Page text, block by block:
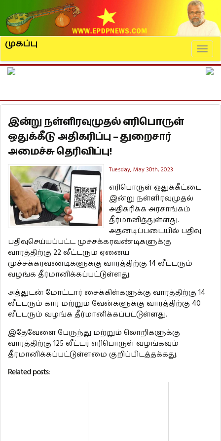
முகப்பு
இன்று நள்ளிரவுமுதல் எரிபொருள்
ஒதுக்கீடு அதிகரிப்பு – துறைசார்
அமைச்சு தெரிவிப்பு!
Tuesday, May 30th, 2023
எரிபொருள் ஒதுக்கீட்டை
இன்று நள்ளிரவுமுதல்
அதிகரிக்க அரசாங்கம்
தீர்மானித்துள்ளது.
அதனடிப்படையில் பதிவு ​
பதிவுசெய்யப்பட்ட முச்சக்கரவண்டிகளுக்கு
வாரத்திற்கு 22 லீட்டரும் ஏனைய
முச்சக்கரவண்டிகளுக்கு வாரத்திற்கு 14 லீட்டரும்
வழங்க தீர்மானிக்கப்பட்டுள்ளது.
அத்துடன் மோட்டார் சைக்கிள்களுக்கு வாரத்திற்கு 14
லீட்டரும் கார் மற்றும் வேன்களுக்கு வாரத்திற்கு 40
லீட்டரும் வழங்க தீர்மானிக்கப்பட்டுள்ளது.
இதேவேளை பேருந்து மற்றும் லொறிகளுக்கு
வாரத்திற்கு 125 லீட்டர் எரிபொருள் வழங்கவும்
தீர்மானிக்கப்பட்டுள்ளமை குறிப்பிடத்தக்கது.
Related posts: